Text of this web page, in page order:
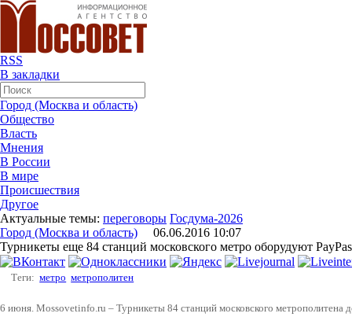
RSS
В закладки
Город (Москва и область)
Общество
Власть
Мнения
В России
В мире
Происшествия
Другое
Актуальные темы: переговоры Госдума-2026
Город (Москва и область) 06.06.2016 10:07
Турникеты еще 84 станций московского метро оборудуют
Теги: метро метрополитен
6 июня. Mossovetinfo.ru – Турникеты 84 станций московского метрополитена